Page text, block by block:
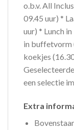
o.b.v. All
09.45 uur) *
uur) * Lunch
in buffetvorm
koekjes
een selectie
Extra